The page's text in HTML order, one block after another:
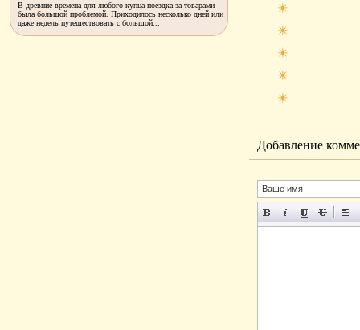
Добавление
В древние времена для любого купца поездка за товарами
была большой проблемой. Приходилось несколько дней или
даже недель путешествовать с большой...